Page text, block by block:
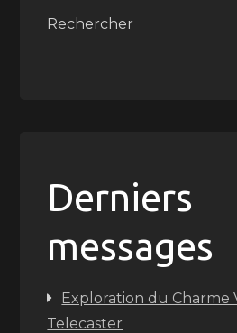
Rechercher
Derniers
messages
Exploration du Charme
Telecaster